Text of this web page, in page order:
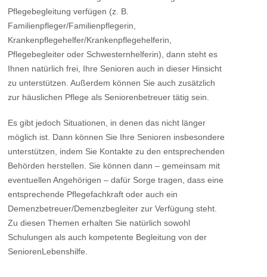
Pflegebegleitung verfügen (z. B.
Familienpfleger/Familienpflegerin,
Krankenpflegehelfer/Krankenpflegehelferin,
Pflegebegleiter oder Schwesternhelferin), dann steht es
Ihnen natürlich frei, Ihre Senioren auch in dieser Hinsicht
zu unterstützen. Außerdem können Sie auch zusätzlich
zur häuslichen Pflege als Seniorenbetreuer tätig sein.
Es gibt jedoch Situationen, in denen das nicht länger
möglich ist. Dann können Sie Ihre Senioren insbesondere
unterstützen, indem Sie Kontakte zu den entsprechenden
Behörden herstellen. Sie können dann – gemeinsam mit
eventuellen Angehörigen – dafür Sorge tragen, dass eine
entsprechende Pflegefachkraft oder auch ein
Demenzbetreuer/Demenzbegleiter zur Verfügung steht.
Zu diesen Themen erhalten Sie natürlich sowohl
Schulungen als auch kompetente Begleitung von der
SeniorenLebenshilfe.